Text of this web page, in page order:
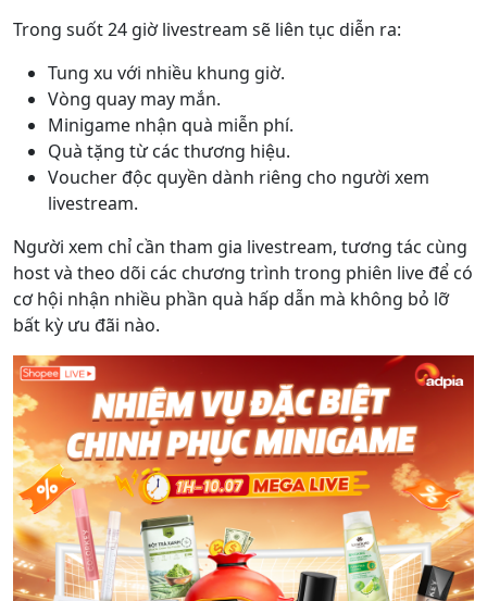
Trong suốt 24 giờ livestream sẽ liên tục diễn ra:
Tung xu với nhiều khung giờ.
Vòng quay may mắn.
Minigame nhận quà miễn phí.
Quà tặng từ các thương hiệu.
Voucher độc quyền dành riêng cho người xem
livestream.
Người xem chỉ cần tham gia livestream, tương tác cùng
host và theo dõi các chương trình trong phiên live để có
cơ hội nhận nhiều phần quà hấp dẫn mà không bỏ lỡ
bất kỳ ưu đãi nào.